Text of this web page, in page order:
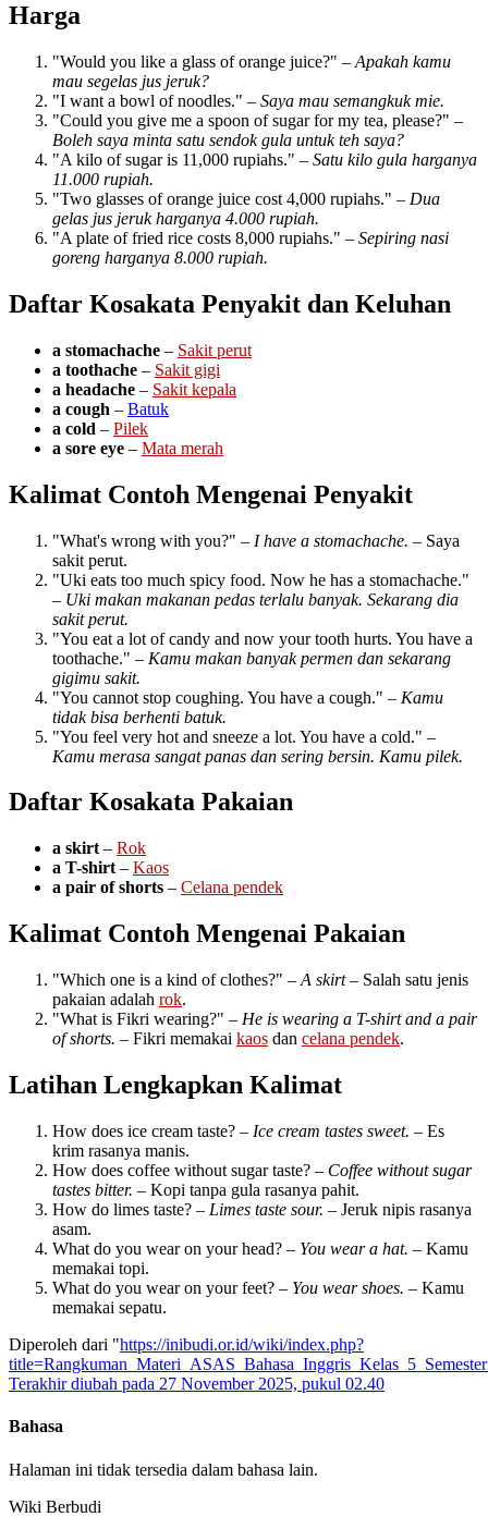
Harga
"Would you like a glass of orange juice?" – Apakah kamu
mau segelas jus jeruk?
"I want a bowl of noodles." – Saya mau semangkuk mie.
"Could you give me a spoon of sugar for my tea, please?" –
Boleh saya minta satu sendok gula untuk teh saya?
"A kilo of sugar is 11,000 rupiahs." – Satu kilo gula harganya
11.000 rupiah.
"Two glasses of orange juice cost 4,000 rupiahs." – Dua
gelas jus jeruk harganya 4.000 rupiah.
"A plate of fried rice costs 8,000 rupiahs." – Sepiring nasi
goreng harganya 8.000 rupiah.
Daftar Kosakata Penyakit dan Keluhan
a stomachache – Sakit perut
a toothache – Sakit gigi
a headache – Sakit kepala
a cough – Batuk
a cold – Pilek
a sore eye – Mata merah
Kalimat Contoh Mengenai Penyakit
"What's wrong with you?" – I have a stomachache. – Saya
sakit perut.
"Uki eats too much spicy food. Now he has a stomachache."
– Uki makan makanan pedas terlalu banyak. Sekarang dia
sakit perut.
"You eat a lot of candy and now your tooth hurts. You have a
toothache." – Kamu makan banyak permen dan sekarang
gigimu sakit.
"You cannot stop coughing. You have a cough." – Kamu
tidak bisa berhenti batuk.
"You feel very hot and sneeze a lot. You have a cold." –
Kamu merasa sangat panas dan sering bersin. Kamu pilek.
Daftar Kosakata Pakaian
a skirt – Rok
a T-shirt – Kaos
a pair of shorts – Celana pendek
Kalimat Contoh Mengenai Pakaian
"Which one is a kind of clothes?" – A skirt– Salah satu jenis
pakaian adalah rok.
"What is Fikri wearing?" – He is wearing a T-shirt and a pair
of shorts. – Fikri memakai kaos dan celana pendek.
Latihan Lengkapkan Kalimat
How does ice cream taste? – Ice cream tastes sweet. – Es
krim rasanya manis.
How does coffee without sugar taste? – Coffee without sugar
tastes bitter. – Kopi tanpa gula rasanya pahit.
How do limes taste? – Limes taste sour. – Jeruk nipis rasanya
asam.
What do you wear on your head? – You wear a hat. – Kamu
memakai topi.
What do you wear on your feet? – You wear shoes. – Kamu
memakai sepatu.
Diperoleh dari "https://inibudi.or.id/wiki/index.php?
Terakhir diubah pada 27 November 2025, pukul 02.40
Bahasa
Halaman ini tidak tersedia dalam bahasa lain.
Wiki Berbudi